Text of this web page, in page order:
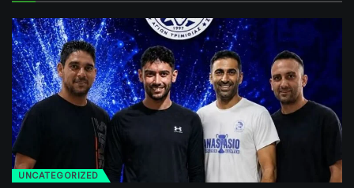
UNCATEGORIZED